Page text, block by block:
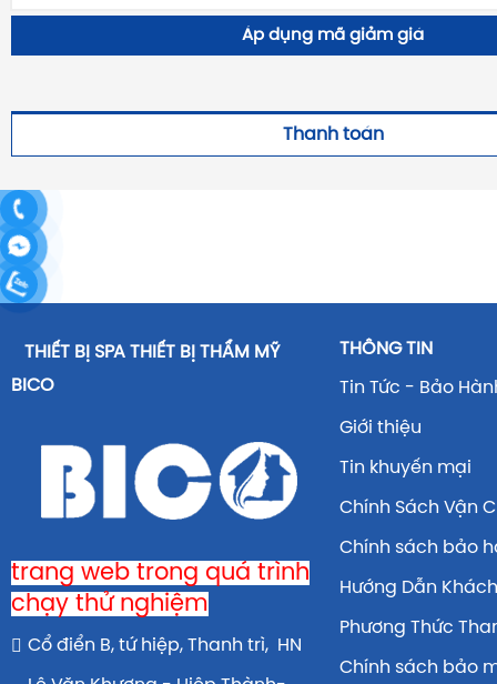
Áp dụng mã giảm giá
Thanh toán
THIẾT BỊ SPA THIẾT BỊ THẨM MỸ
BICO
trang web trong quá trình
chạy thử nghiệm
Cổ điển B, tứ hiệp, Thanh trì, HN
THÔNG TIN
Tin Tức - Bảo
Giới thiệu
Tin khuyến mại
Chính Sách Vận
Chính sách bảo
Hướng Dẫn
Phương Thức
Chính sách bảo